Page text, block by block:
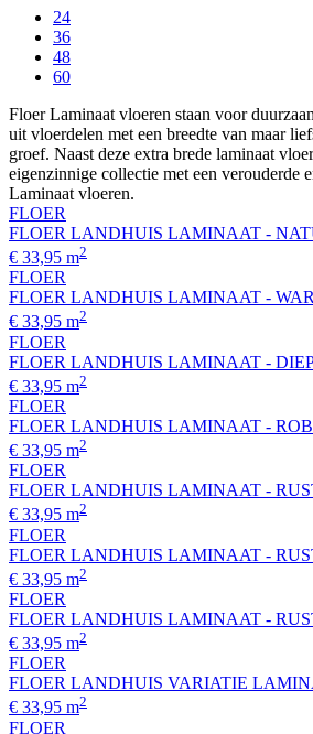
24
36
48
60
Floer Laminaat vloeren staan voor
uit vloerdelen met een breedte van maar
groef. Naast deze extra brede laminaat
eigenzinnige collectie met een verouderde
Laminaat vloeren.
FLOER
FLOER LANDHUIS LAMINAAT -
€ 33,95 m2
FLOER
FLOER LANDHUIS LAMINAAT -
€ 33,95 m2
FLOER
FLOER LANDHUIS LAMINAAT -
€ 33,95 m2
FLOER
FLOER LANDHUIS LAMINAAT -
€ 33,95 m2
FLOER
FLOER LANDHUIS LAMINAAT -
€ 33,95 m2
FLOER
FLOER LANDHUIS LAMINAAT -
€ 33,95 m2
FLOER
FLOER LANDHUIS LAMINAAT -
€ 33,95 m2
FLOER
FLOER LANDHUIS VARIATIE
€ 33,95 m2
FLOER